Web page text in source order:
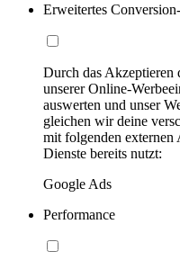
Erweitertes
Durch das Akzeptieren
unserer Online-
auswerten und unser
gleichen wir deine
mit folgenden externen
Dienste bereits nutzt:
Google Ads
Performance